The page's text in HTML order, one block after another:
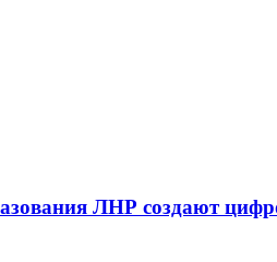
ЛНР создают